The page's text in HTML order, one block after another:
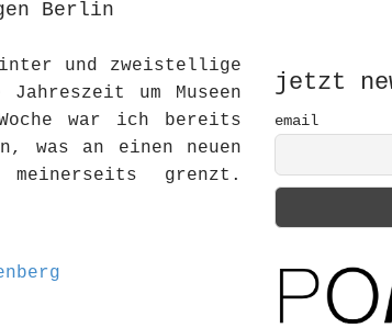
Berlin
und zweistellige
um Museen
war ich bereits
was an einen neuen
meinerseits grenzt.
r
:
jetzt
email